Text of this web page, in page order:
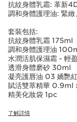
抗紋身體乳霜: 革新
調和身體護理油: 緊
套裝包括:
抗紋身體乳霜 175ml
調和身體護理油
水潤活肌保濕霜 - 輕
透滑身體磨砂 30ml
凝亮護唇油 03 嬌艷
賦活雙萃精華 0.9ml
精美化妝袋 1pc
了解詳情